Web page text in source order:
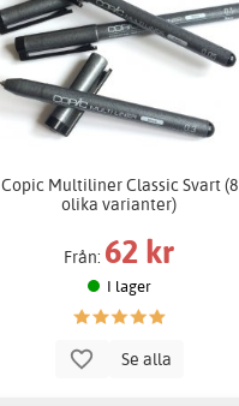
Copic Multiliner Classic Svart (8
olika varianter)
Från: 62 kr
I lager
Se alla